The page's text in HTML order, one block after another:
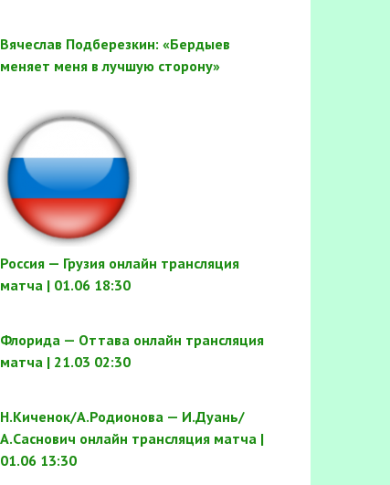
Вячеслав Подберезкин: «Бердыев
меняет меня в лучшую сторону»
Россия — Грузия онлайн трансляция
матча | 01.06 18:30
Флорида — Оттава онлайн трансляция
матча | 21.03 02:30
Н.Киченок/А.Родионова — И.Дуань/
А.Саснович онлайн трансляция матча |
01.06 13:30